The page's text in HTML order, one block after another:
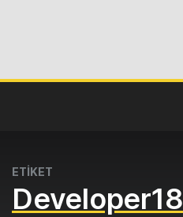
ETİKET
Developer18